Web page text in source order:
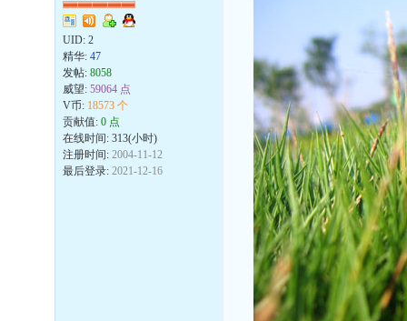
UID: 2
精华: 47
发帖: 8058
威望: 59064 点
V币: 18573 个
贡献值: 0 点
在线时间: 313(小时)
注册时间: 2004-11-12
最后登录: 2021-12-16